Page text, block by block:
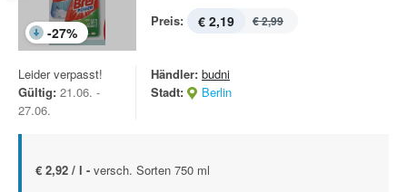
-27%
Preis: € 2,19 € 2,99
Leider verpasst!
Gültig: 21.06. -
27.06.
Händler: budni
Stadt:
Berlin
€ 2,92 / l - versch. Sorten 750 ml